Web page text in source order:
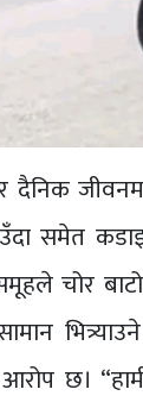
दैनिक
समेत
चोर बाटो
छ।